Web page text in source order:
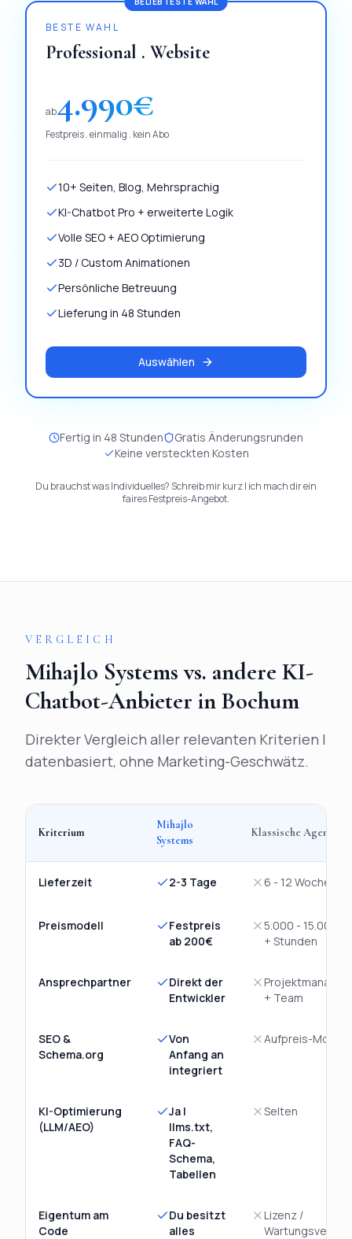
BESTE WAHL
Professional . Website
ab4.990€
Festpreis . einmalig . kein Abo
10+ Seiten, Blog, Mehrsprachig
KI-Chatbot Pro + erweiterte Logik
Volle SEO + AEO Optimierung
3D / Custom Animationen
Persönliche Betreuung
Lieferung in 48 Stunden
Auswählen
Fertig in 48 Stunden
Gratis Änderungsrunden
Keine versteckten Kosten
Du brauchst was Individuelles? Schreib mir kurz | ich mach dir ein
faires Festpreis-Angebot.
VERGLEICH
Mihajlo Systems vs. andere KI-
Chatbot-Anbieter inBochum
Direkter Vergleich aller relevanten Kriterien |
datenbasiert, ohne Marketing-Geschwätz.
Kriterium
Mihajlo
Systems
Klassische Agentur
Lieferzeit 2-3 Tage 6 - 12 Wochen
Preismodell
Festpreis
ab 200€
5.000 - 15.000€
+ Stunden
Ansprechpartner
Direkt der
Entwickler
Projektmanager
+ Team
SEO &
Schema.org
Von
Anfang an
integriert
Aufpreis-Modul
KI-Optimierung
(LLM/AEO)
Ja |
llms.txt,
FAQ-
Schema,
Tabellen
Selten
Eigentum am
Code
Du besitzt
alles
Lizenz /
Wartungsvertrag